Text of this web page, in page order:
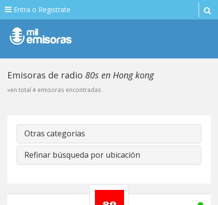
Entra o Registrate
Emisoras de radio 80s en Hong kong
»en total 4 emisoras encontradas
Otras categorias
Refinar búsqueda por ubicación